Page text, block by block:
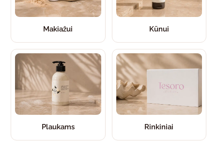
Makiažui Kūnui
Plaukams Rinkiniai